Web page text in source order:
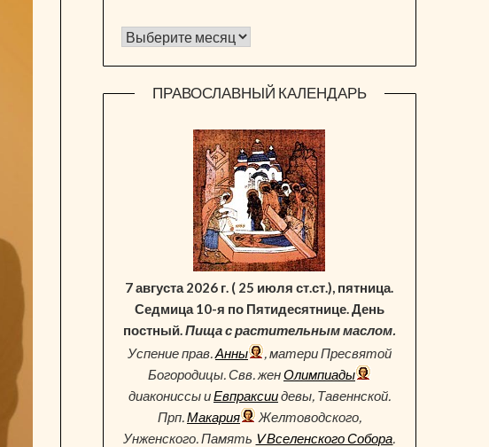
Архив новостей
ПРАВОСЛАВНЫЙ КАЛЕНДАРЬ
7 августа 2026 г. ( 25 июля ст.ст.), пятница.
Седмица 10-я по Пятидесятнице. День
постный.Пища с растительным маслом.
Успение прав.Анны
, матери Пресвятой
Богородицы. Свв. женОлимпиады
диакониссы иЕвпраксиидевы, Тавеннской.
Прп.Макария
Желтоводского,
Унженского. Память V Вселенского Собора.